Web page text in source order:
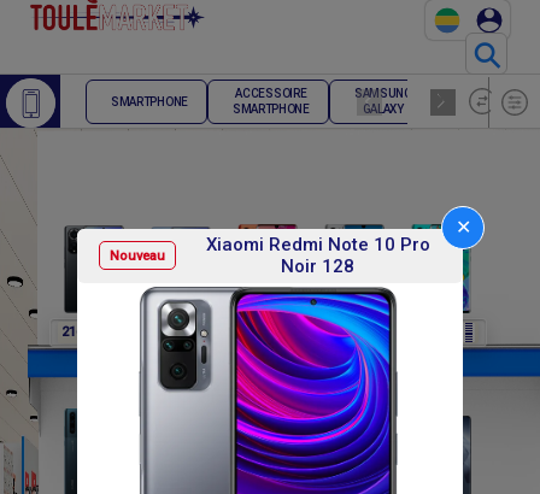
⚲
Nouveau
Xiaomi Redmi Note 10 Pro
Noir 128
✕
SMARTPHONE
ACCESSOIRE
SMARTPHONE
SAMSUNG
GALAXY
TELEPHONE
FIXE
216 000 216 000F 216 000F 216 000F